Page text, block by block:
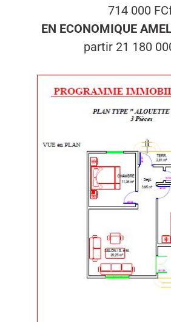
714 000
EN ECONOMIQUE
partir 21 180